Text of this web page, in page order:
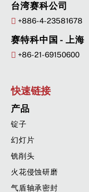
台湾赛科公司
+886-4-23581678
赛特科中国 - 上海
+86-21-69150600
快速链接
产品
锭子
幻灯片
铣削头
火花侵蚀研磨
气盾轴承密封